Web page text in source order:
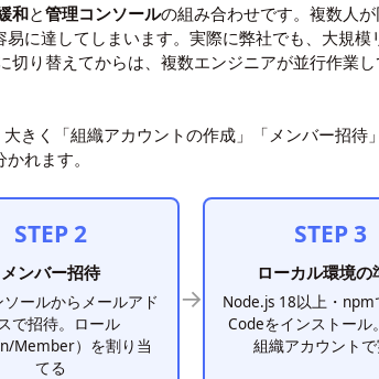
和と管理コンソールの組み合わせです。複数人
に達してしまいます。実際に弊社でも、大規
切り替えてからは、複数エンジニアが並行作業
きく「組織アカウントの作成」「メンバー招待
れます。
STEP 2
メンバー招待
ールからメールアド
で招待。ロール
Member）を割り当
てる
→
STEP 3
ローカル環境の
Node.js 18以上・npm
Codeをインストール
組織アカウント